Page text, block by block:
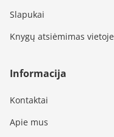
Slapukai
Knygų atsiėmimas vietoje
Informacija
Kontaktai
Apie mus